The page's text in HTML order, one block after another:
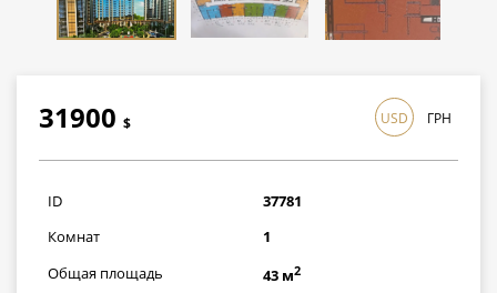
31900 $
925100грн
USD ГРН
ID
37781
Комнат
1
Общая площадь
43 м2